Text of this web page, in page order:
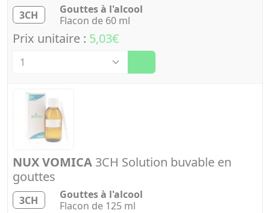
3CH
Gouttes à l'alcool
Flacon de 60 ml
Prix unitaire : 5,03€
NUX VOMICA 3CH Solution buvable en
gouttes
3CH
Gouttes à l'alcool
Flacon de 125 ml